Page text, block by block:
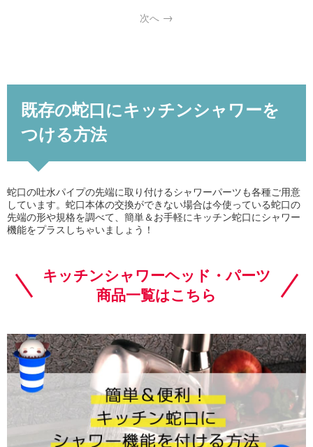
次へ
既存の蛇口にキッチンシャワーを
つける方法
蛇口の吐水パイプの先端に取り付けるシャワーパーツも各種ご用意
しています。蛇口本体の交換ができない場合は今使っている蛇口の
先端の形や規格を調べて、簡単＆お手軽にキッチン蛇口にシャワー
機能をプラスしちゃいましょう！
キッチンシャワーヘッド・パーツ
商品一覧はこちら